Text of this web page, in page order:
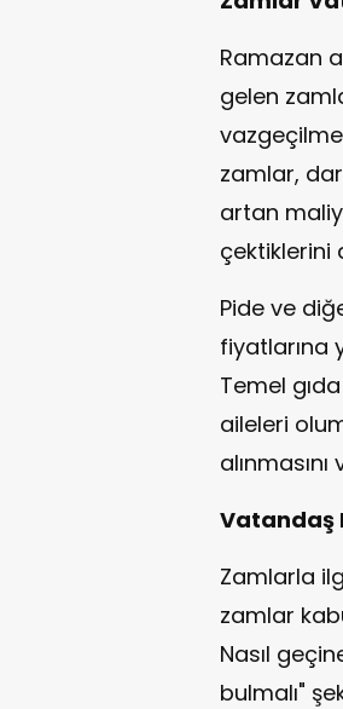
Ramazan
gelen
zamlar,
artan
çektiklerini
Pide ve
fiyatlarına
Temel
aileleri
Vatandaş
Zamlarla
zamlar
Nasıl
bulmalı"